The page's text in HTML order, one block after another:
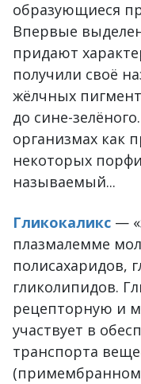
образующиеся
Впервые
придают
получили своё
жёлчных
до сине-
организмах как
некоторых
называемый...
Гликокаликс —
плазмалемме
полисахаридов,
гликолипидов.
рецепторную и
участвует в
транспорта